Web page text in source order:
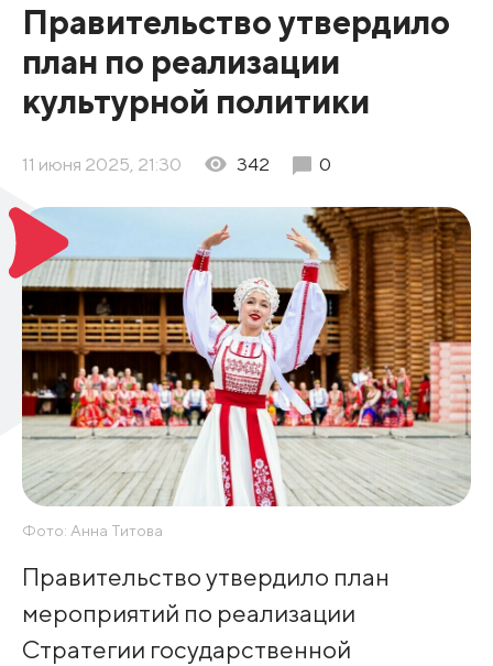
Правительство утвердило
план по реализации
культурной политики
11 июня 2025, 21:30 342 0
Фото: Анна Титова
Правительство утвердило план
мероприятий по реализации
Стратегии государственной